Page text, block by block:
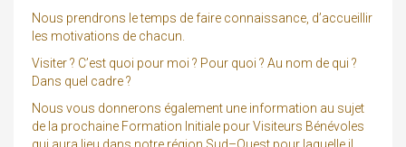
Nous prendrons le temps de faire connaissance, d’accueillir
les motivations de chacun.
Visiter ? C’est quoi pour moi ? Pour quoi ? Au nom de qui ?
Dans quel cadre ?
Nous vous donnerons également une information au sujet
de la prochaine Formation Initiale pour Visiteurs Bénévoles